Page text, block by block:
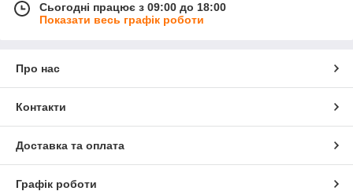
Сьогодні працює з 09:00 до 18:00
Показати весь графік роботи
Про нас
Контакти
Доставка та оплата
Графік роботи